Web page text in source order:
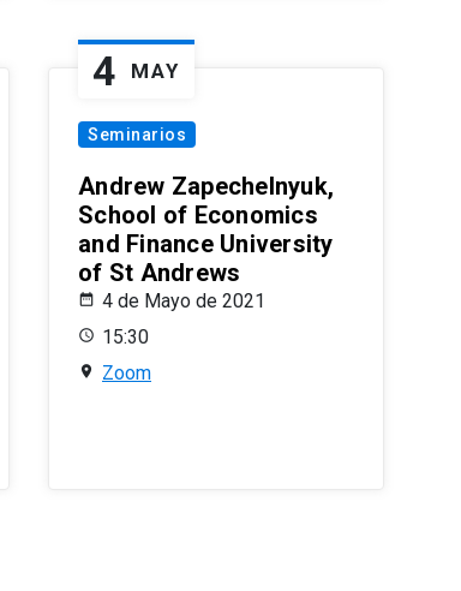
4 MAY
Seminarios
Andrew Zapechelnyuk,
School of Economics
and Finance University
of St Andrews
4 de Mayo de 2021
15:30
Zoom